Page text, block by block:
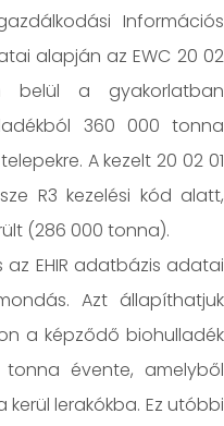
Információs
alapján az EWC 20 02
belül a gyakorlatban
360 000 tonna
A kezelt 20 02 01
R3 kezelési kód alatt,
(286 000 tonna).
EHIR adatbázis adatai
Azt állapíthatjuk
a képződő biohulladék
évente, amelyből
lerakókba. Ez utóbbi